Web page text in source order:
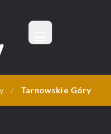
Menu
/ Tarnowskie Góry